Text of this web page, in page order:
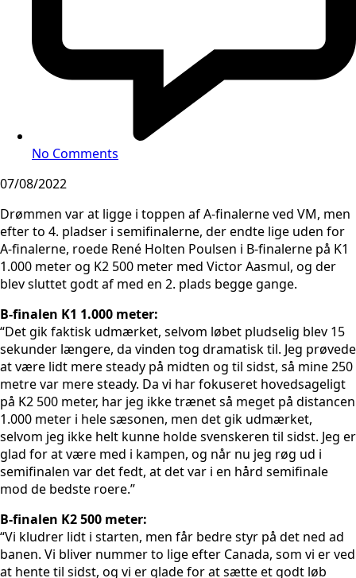
No Comments
07/08/2022
Drømmen var at ligge i toppen af A-finalerne ved VM, men
efter to 4. pladser i semifinalerne, der endte lige uden for
A-finalerne, roede René Holten Poulsen i B-finalerne på K1
1.000 meter og K2 500 meter med Victor Aasmul, og der
blev sluttet godt af med en 2. plads begge gange.
B-finalen K1 1.000 meter:
“Det gik faktisk udmærket, selvom løbet pludselig blev 15
sekunder længere, da vinden tog dramatisk til. Jeg prøvede
at være lidt mere steady på midten og til sidst, så mine 250
metre var mere steady. Da vi har fokuseret hovedsageligt
på K2 500 meter, har jeg ikke trænet så meget på distancen
1.000 meter i hele sæsonen, men det gik udmærket,
selvom jeg ikke helt kunne holde svenskeren til sidst. Jeg er
glad for at være med i kampen, og når nu jeg røg ud i
semifinalen var det fedt, at det var i en hård semifinale
mod de bedste roere.”
B-finalen K2 500 meter:
“Vi kludrer lidt i starten, men får bedre styr på det ned ad
banen. Vi bliver nummer to lige efter Canada, som vi er ved
at hente til sidst, og vi er glade for at sætte et godt løb